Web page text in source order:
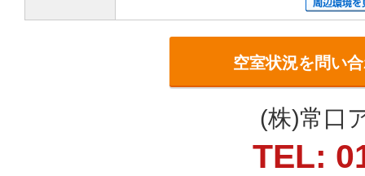
空室状況を問い
(株)常口
TEL: